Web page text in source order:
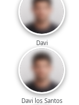
Davi
Davi los Santos